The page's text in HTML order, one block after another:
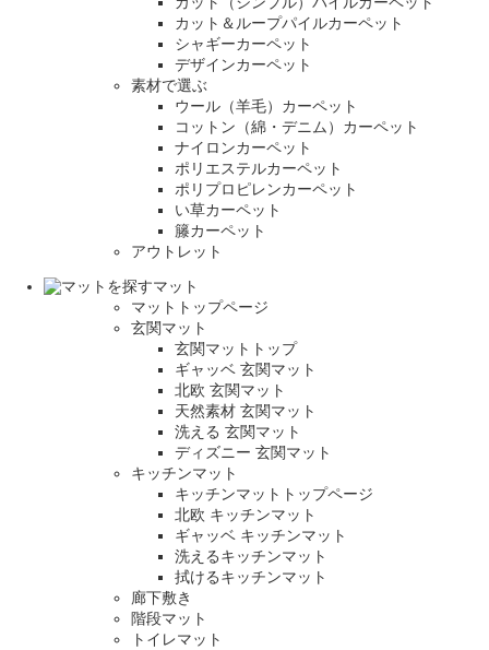
カット＆ループパイルカーペット
シャギーカーペット
デザインカーペット
素材で選ぶ
ウール（羊毛）カーペット
コットン（綿・デニム）カーペット
ナイロンカーペット
ポリエステルカーペット
ポリプロピレンカーペット
い草カーペット
籐カーペット
アウトレット
マット
マットトップページ
玄関マット
玄関マットトップ
ギャッベ 玄関マット
北欧 玄関マット
天然素材 玄関マット
洗える 玄関マット
ディズニー 玄関マット
キッチンマット
キッチンマットトップページ
北欧 キッチンマット
ギャッベ キッチンマット
洗えるキッチンマット
拭けるキッチンマット
廊下敷き
階段マット
トイレマット